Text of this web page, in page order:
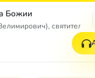
Божии
святитель